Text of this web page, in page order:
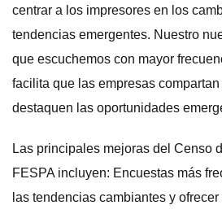
centrar a los impresores en los
tendencias emergentes. Nuestro
que escuchemos con mayor
facilita que las empresas
destaquen las oportunidades
Las principales mejoras del Censo
FESPA incluyen: Encuestas más
las tendencias cambiantes y